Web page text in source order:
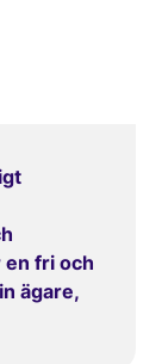
en fri och
ägare,